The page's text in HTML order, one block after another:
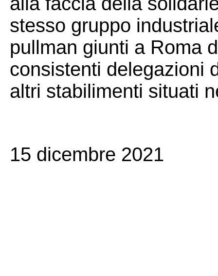
stesso gruppo
pullman giunti a Roma
consistenti delegazioni
altri stabilimenti situati
15 dicembre 2021